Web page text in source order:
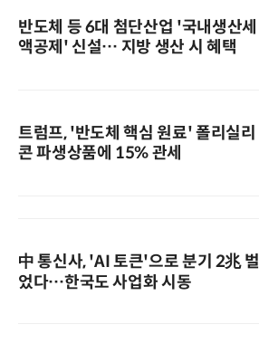
반도체 등 6대 첨단산업 '국내생산세
액공제' 신설… 지방 생산 시 혜택
트럼프, '반도체 핵심 원료' 폴리실리
콘 파생상품에 15% 관세
中 통신사, 'AI 토큰'으로 분기 2兆 벌
었다…한국도 사업화 시동